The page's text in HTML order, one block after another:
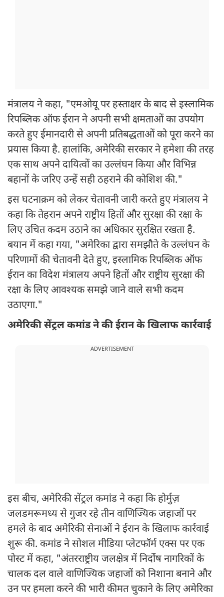
मंत्रालय ने कहा, "एमओयू पर हस्ताक्षर के बाद से इस्लामिक
रिपब्लिक ऑफ ईरान ने अपनी सभी क्षमताओं का उपयोग
करते हुए ईमानदारी से अपनी प्रतिबद्धताओं को पूरा करने का
प्रयास किया है. हालांकि, अमेरिकी सरकार ने हमेशा की तरह
एक साथ अपने दायित्वों का उल्लंघन किया और विभिन्न
बहानों के जरिए उन्हें सही ठहराने की कोशिश की."
इस घटनाक्रम को लेकर चेतावनी जारी करते हुए मंत्रालय ने
कहा कि तेहरान अपने राष्ट्रीय हितों और सुरक्षा की रक्षा के
लिए उचित कदम उठाने का अधिकार सुरक्षित रखता है.
बयान में कहा गया, "अमेरिका द्वारा समझौते के उल्लंघन के
परिणामों की चेतावनी देते हुए, इस्लामिक रिपब्लिक ऑफ
ईरान का विदेश मंत्रालय अपने हितों और राष्ट्रीय सुरक्षा की
रक्षा के लिए आवश्यक समझे जाने वाले सभी कदम
उठाएगा."
अमेरिकी सेंट्रल कमांड ने की ईरान के खिलाफ कार्रवाई
ADVERTISEMENT
इस बीच, अमेरिकी सेंट्रल कमांड ने कहा कि होर्मुज़
जलडमरूमध्य से गुजर रहे तीन वाणिज्यिक जहाजों पर
हमले के बाद अमेरिकी सेनाओं ने ईरान के खिलाफ कार्रवाई
शुरू की. कमांड ने सोशल मीडिया प्लेटफॉर्म एक्स पर एक
पोस्ट में कहा, "अंतरराष्ट्रीय जलक्षेत्र में निर्दोष नागरिकों के
चालक दल वाले वाणिज्यिक जहाजों को निशाना बनाने और
उन पर हमला करने की भारी कीमत चुकाने के लिए अमेरिका